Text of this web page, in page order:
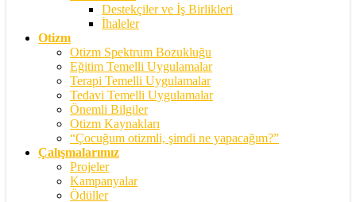
Destekçiler ve İş Birlikleri
İhaleler
Otizm
Otizm Spektrum Bozukluğu
Eğitim Temelli Uygulamalar
Terapi Temelli Uygulamalar
Tedavi Temelli Uygulamalar
Önemli Bilgiler
Otizm Kaynakları
“Çocuğum otizmli, şimdi ne yapacağım?”
Çalışmalarımız
Projeler
Kampanyalar
Ödüller